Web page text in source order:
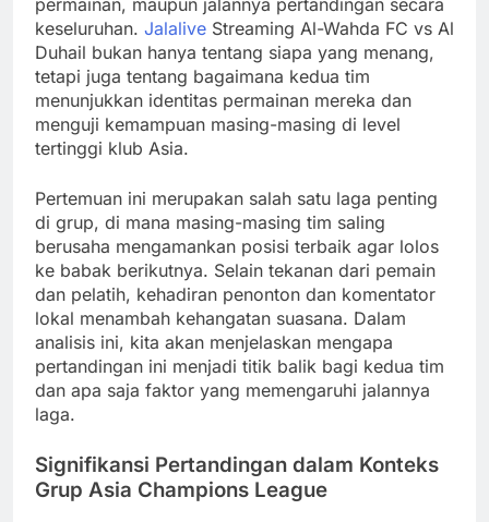
permainan, maupun jalannya pertandingan secara
keseluruhan. Jalalive Streaming Al-Wahda FC vs Al
Duhail bukan hanya tentang siapa yang menang,
tetapi juga tentang bagaimana kedua tim
menunjukkan identitas permainan mereka dan
menguji kemampuan masing-masing di level
tertinggi klub Asia.
Pertemuan ini merupakan salah satu laga penting
di grup, di mana masing-masing tim saling
berusaha mengamankan posisi terbaik agar lolos
ke babak berikutnya. Selain tekanan dari pemain
dan pelatih, kehadiran penonton dan komentator
lokal menambah kehangatan suasana. Dalam
analisis ini, kita akan menjelaskan mengapa
pertandingan ini menjadi titik balik bagi kedua tim
dan apa saja faktor yang memengaruhi jalannya
laga.
Signifikansi Pertandingan dalam Konteks
Grup Asia Champions League